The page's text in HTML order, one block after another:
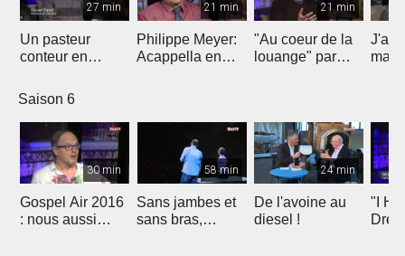
27 min
Un pasteur
conteur en
d'Eglise à
Fribourg
21 min
Philippe Meyer:
Acappella en
21 min
"Au coeur de la
louange" par
J'ai
mais
Saison 6
30 min
Gospel Air 2016
: nous aussi
58 min
Sans jambes et
sans bras,
24 min
De l'avoine au
diesel !
"I